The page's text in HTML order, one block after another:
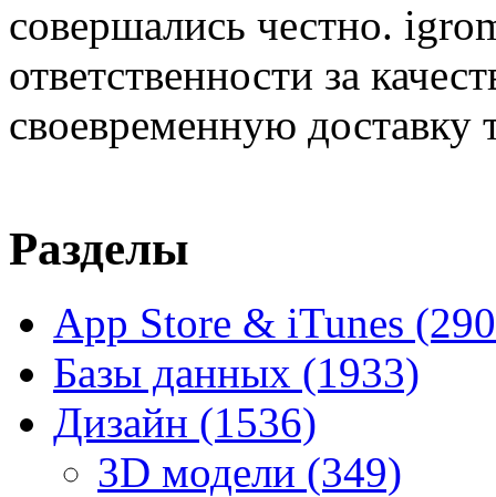
совершались честно.
ответственности за
своевременную доставку
Разделы
App Store & iTunes
Базы данных (1933)
Дизайн (1536)
3D модели (349)